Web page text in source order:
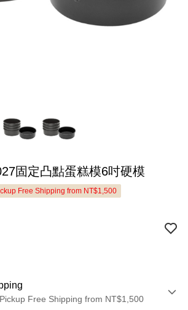
固定凸點蛋糕模6吋硬模
Free Shipping from NT$1,500
Free Shipping from NT$1,500